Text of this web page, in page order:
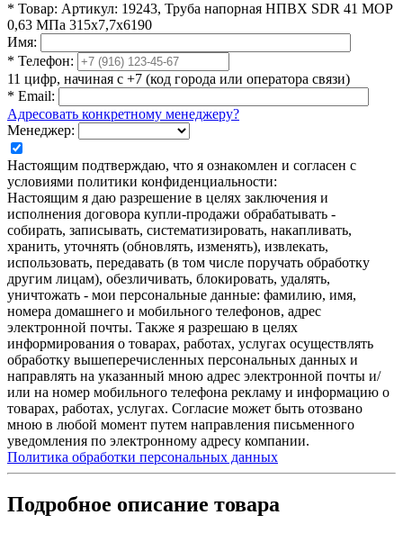
* Товар: Артикул: 19243, Труба напорная НПВХ SDR 41 MOP
0,63 МПа 315x7,7x6190
Имя:
* Телефон:
11 цифр, начиная с +7 (код города или оператора связи)
* Email:
Адресовать конкретному менеджеру?
Менеджер:
Настоящим подтверждаю, что я ознакомлен и согласен с
условиями политики конфиденциальности:
Настоящим я даю разрешение в целях заключения и
исполнения договора купли-продажи обрабатывать -
собирать, записывать, систематизировать, накапливать,
хранить, уточнять (обновлять, изменять), извлекать,
использовать, передавать (в том числе поручать обработку
другим лицам), обезличивать, блокировать, удалять,
уничтожать - мои персональные данные: фамилию, имя,
номера домашнего и мобильного телефонов, адрес
электронной почты. Также я разрешаю в целях
информирования о товарах, работах, услугах осуществлять
обработку вышеперечисленных персональных данных и
направлять на указанный мною адрес электронной почты и/
или на номер мобильного телефона рекламу и информацию о
товарах, работах, услугах. Согласие может быть отозвано
мною в любой момент путем направления письменного
уведомления по электронному адресу компании.
Политика обработки персональных данных
Подробное описание товара